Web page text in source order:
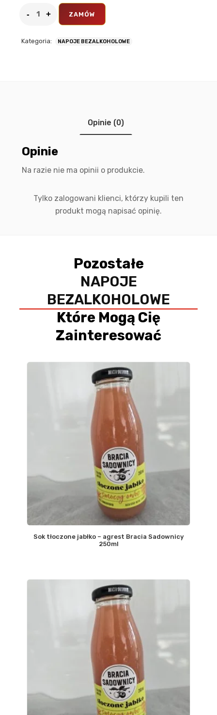
ZAMÓW
Kategoria: NAPOJE BEZALKOHOLOWE
Opinie (0)
Opinie
Na razie nie ma opinii o produkcie.
Tylko zalogowani klienci, którzy kupili ten
produkt mogą napisać opinię.
Pozostałe
NAPOJE
BEZALKOHOLOWE
Które Mogą Cię
Zainteresować
Sok tłoczone jabłko – agrest Bracia Sadownicy
250ml